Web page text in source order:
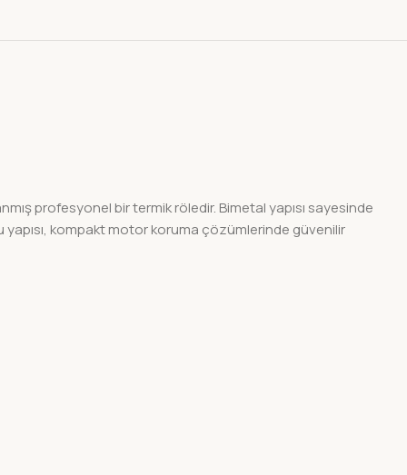
profesyonel bir termik röledir. Bimetal yapısı sayesinde
yapısı, kompakt motor koruma çözümlerinde güvenilir